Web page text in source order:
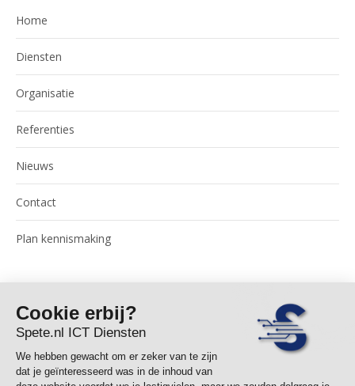
Home
Diensten
Organisatie
Referenties
Nieuws
Contact
Plan kennismaking